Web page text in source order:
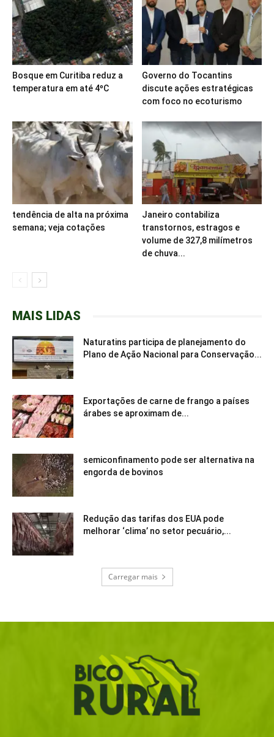
Bosque em Curitiba reduz a
temperatura em até 4ºC
Governo do Tocantins
discute ações estratégicas
com foco no ecoturismo
tendência de alta na próxima
semana; veja cotações
Janeiro contabiliza
transtornos, estragos e
volume de 327,8 milímetros
de chuva...
MAIS LIDAS
Naturatins participa de planejamento do
Plano de Ação Nacional para Conservação...
Exportações de carne de frango a países
árabes se aproximam de...
semiconfinamento pode ser alternativa na
engorda de bovinos
Redução das tarifas dos EUA pode
melhorar ‘clima’ no setor pecuário,...
Carregar mais